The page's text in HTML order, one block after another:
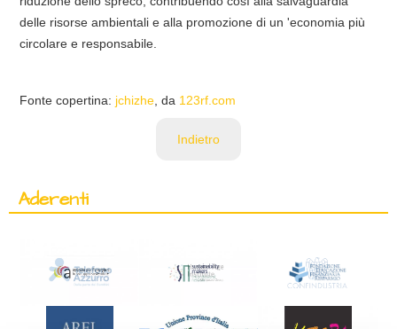
delle risorse ambientali e alla promozione di un 'economia più
circolare e responsabile.
Fonte copertina: jchizhe , da 123rf.com
Indietro
Aderenti